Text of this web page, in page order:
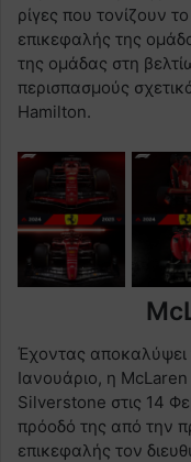
ρίγες που τονίζουν
επικεφαλής της
της ομάδας στη
περισπασμούς
Hamilton.
Έχοντας αποκαλύψει
Ιανουάριο, η
Silverstone στις 14
πρόοδό της από την
επικεφαλής τον